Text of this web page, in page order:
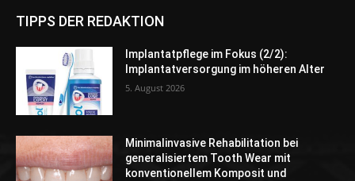
TIPPS DER REDAKTION
Implantatpflege im Fokus (2/2):
Implantatversorgung im höheren Alter
5. August 2026
Minimalinvasive Rehabilitation bei
generalisiertem Tooth Wear mit
konventionellem Komposit und